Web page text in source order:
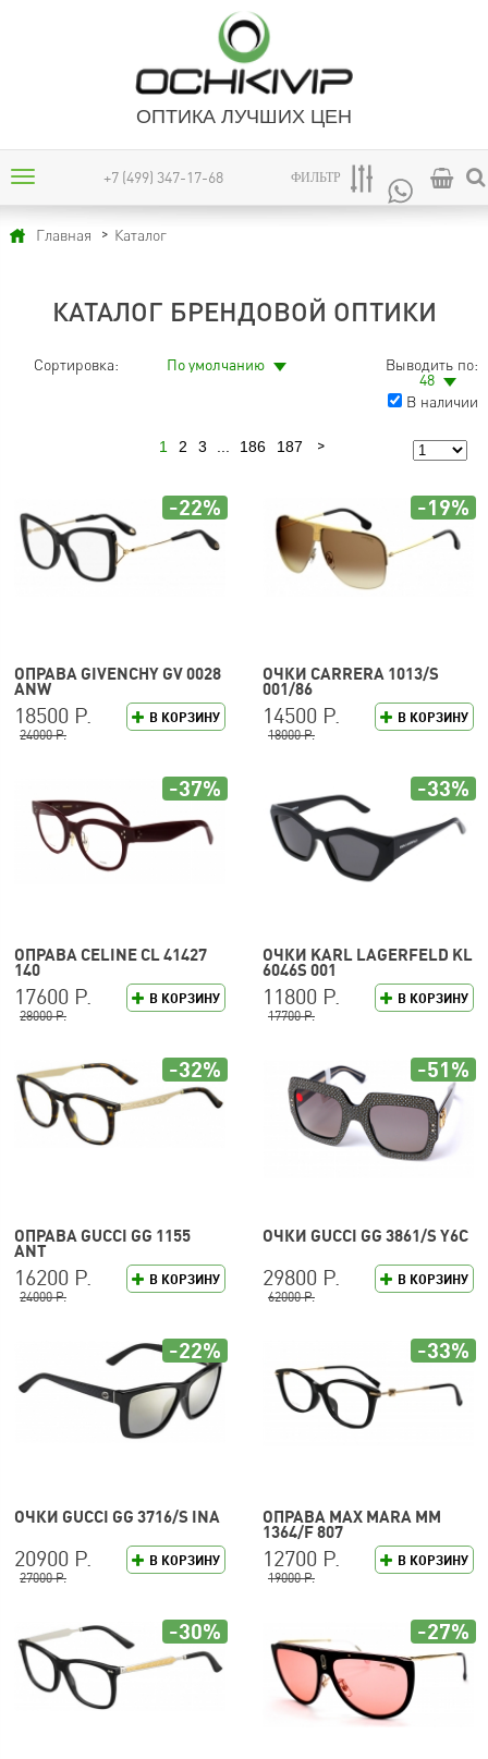
ОПТИКА ЛУЧШИХ ЦЕН
+7 (499) 347-17-68 ФИЛЬТР
Главная Каталог
КАТАЛОГ БРЕНДОВОЙ ОПТИКИ
Сортировка: По умолчанию
Выводить по:
48
В наличии
1 2 3 186 187
ОПРАВА GIVENCHY GV 0028
ANW
В КОРЗИНУ
18500 Р.
24000 Р.
-22%
ОЧКИ CARRERA 1013/S
001/86
В КОРЗИНУ
14500 Р.
18000 Р.
-19%
ОПРАВА CELINE CL 41427
140
В КОРЗИНУ
17600 Р.
28000 Р.
-37%
ОЧКИ KARL LAGERFELD KL
6046S 001
В КОРЗИНУ
11800 Р.
17700 Р.
-33%
ОПРАВА GUCCI GG 1155
ANT
В КОРЗИНУ
16200 Р.
24000 Р.
-32%
ОЧКИ GUCCI GG 3861/S Y6C
В КОРЗИНУ
29800 Р.
62000 Р.
-51%
ОЧКИ GUCCI GG 3716/S INA
В КОРЗИНУ
20900 Р.
27000 Р.
-22%
ОПРАВА MAX MARA MM
1364/F 807
В КОРЗИНУ
12700 Р.
19000 Р.
-33%
-30% -27%